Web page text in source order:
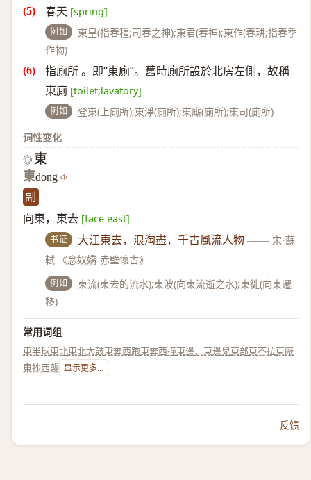
春天 [spring]
例如
東皇(指春種;司春之神);東君(春神);東作(春耕;指春季
作物)
指廁所 。即“東廁”。舊時廁所設於北房左側，故稱
東廁 [toilet;lavatory]
例如
登東(上廁所);東淨(廁所);東廝(廁所);東司(廁所)
词性变化
◎ 東
東dōng
副
向東，東去 [face east]
书证 大江東去，浪淘盡，千古風流人物 —— 宋·蘇
軾 《念奴嬌·赤壁懷古》
例如
東流(東去的流水);東波(向東流逝之水);東徙(向東遷
移)
常用词组
東半球東北東北大鼓東奔西跑東奔西撞東邊，東邊兒東部東不拉東廠
東抄西襲 显示更多...
反馈